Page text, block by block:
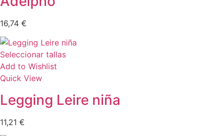
16,74 €
Seleccionar tallas
Add to Wishlist
Quick View
Legging Leire niña
11,21 €